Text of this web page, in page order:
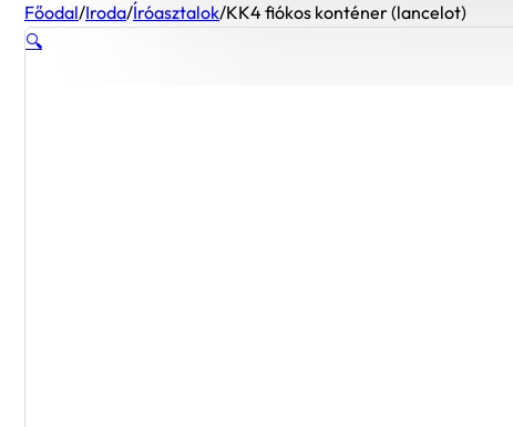
Főodal/Iroda/Íróasztalok/KK4 fiókos konténer (lancelot)
🔍